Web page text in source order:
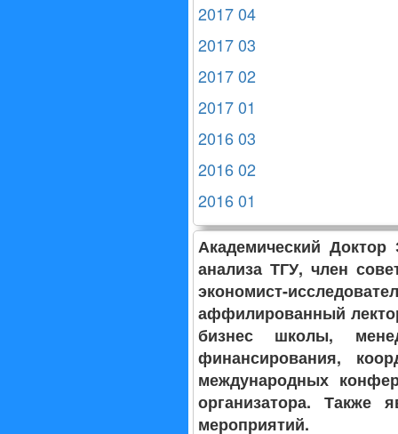
2017 04
2017 03
2017 02
2017 01
2016 03
2016 02
2016 01
Академический
анализа ТГУ, член
экономист-
аффилированный
бизнес школы,
финансирования,
международных
организатора. Также
мероприятий.